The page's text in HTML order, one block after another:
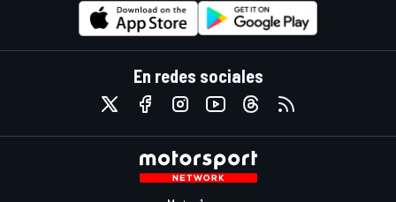
En redes sociales